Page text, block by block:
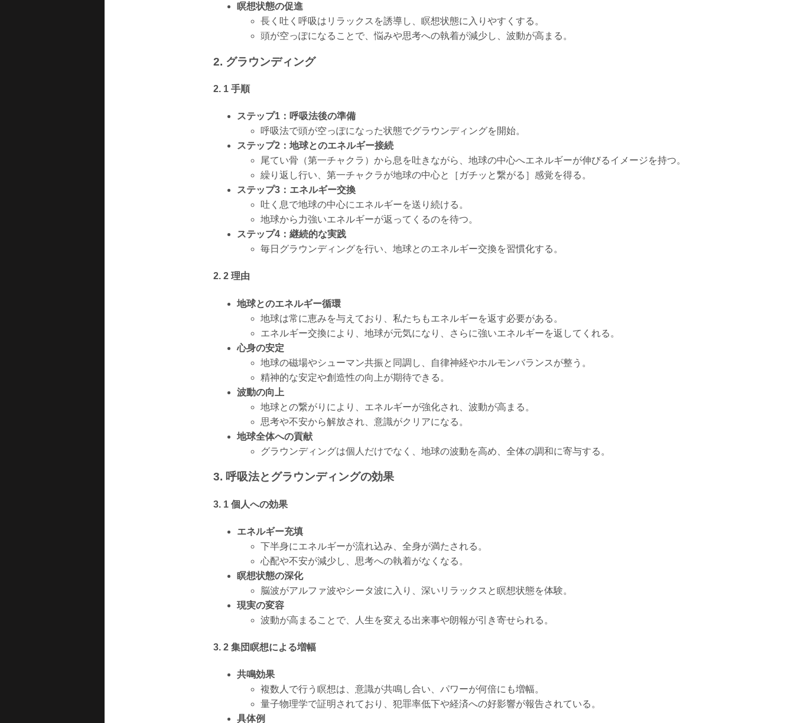
瞑想状態の促進
長く吐く呼吸はリラックスを誘導し、瞑想状態に入りやすくする。
頭が空っぽになることで、悩みや思考への執着が減少し、波動が高まる。
2. グラウンディング
2. 1 手順
ステップ1：呼吸法後の準備
呼吸法で頭が空っぽになった状態でグラウンディングを開始。
ステップ2：地球とのエネルギー接続
尾てい骨（第一チャクラ）から息を吐きながら、地球の中心へエネルギーが伸びるイメージを持つ。
繰り返し行い、第一チャクラが地球の中心と［ガチッと繋がる］感覚を得る。
ステップ3：エネルギー交換
吐く息で地球の中心にエネルギーを送り続ける。
地球から力強いエネルギーが返ってくるのを待つ。
ステップ4：継続的な実践
毎日グラウンディングを行い、地球とのエネルギー交換を習慣化する。
2. 2 理由
地球とのエネルギー循環
地球は常に恵みを与えており、私たちもエネルギーを返す必要がある。
エネルギー交換により、地球が元気になり、さらに強いエネルギーを返してくれる。
心身の安定
地球の磁場やシューマン共振と同調し、自律神経やホルモンバランスが整う。
精神的な安定や創造性の向上が期待できる。
波動の向上
地球との繋がりにより、エネルギーが強化され、波動が高まる。
思考や不安から解放され、意識がクリアになる。
地球全体への貢献
グラウンディングは個人だけでなく、地球の波動を高め、全体の調和に寄与する。
3. 呼吸法とグラウンディングの効果
3. 1 個人への効果
エネルギー充填
下半身にエネルギーが流れ込み、全身が満たされる。
心配や不安が減少し、思考への執着がなくなる。
瞑想状態の深化
脳波がアルファ波やシータ波に入り、深いリラックスと瞑想状態を体験。
現実の変容
波動が高まることで、人生を変える出来事や朗報が引き寄せられる。
3. 2 集団瞑想による増幅
共鳴効果
複数人で行う瞑想は、意識が共鳴し合い、パワーが何倍にも増幅。
量子物理学で証明されており、犯罪率低下や経済への好影響が報告されている。
具体例